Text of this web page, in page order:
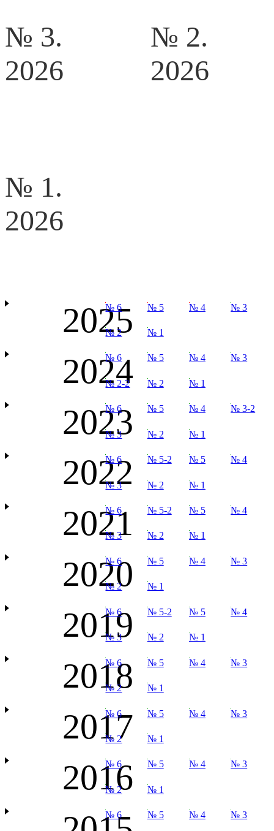
№ 3.
2026
№ 2.
2026
№ 1.
2026
2025
№ 6 № 5 № 4 № 3
№ 2 № 1
2024
№ 6 № 5 № 4 № 3
№ 2-2 № 2 № 1
2023
№ 6 № 5 № 4 № 3-2
№ 3 № 2 № 1
2022
№ 6 № 5-2 № 5 № 4
№ 3 № 2 № 1
2021
№ 6 № 5-2 № 5 № 4
№ 3 № 2 № 1
2020
№ 6 № 5 № 4 № 3
№ 2 № 1
2019
№ 6 № 5-2 № 5 № 4
№ 3 № 2 № 1
2018
№ 6 № 5 № 4 № 3
№ 2 № 1
2017
№ 6 № 5 № 4 № 3
№ 2 № 1
2016
№ 6 № 5 № 4 № 3
№ 2 № 1
№ 6 № 5 № 4 № 3